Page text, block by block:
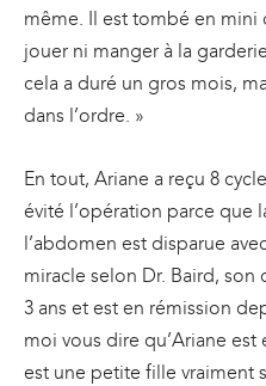
même. Il est tombé en mini
jouer ni manger à la
cela a duré un gros mois,
dans l’ordre. »
En tout, Ariane a reçu 8
évité l’opération parce que
l’abdomen est disparue
miracle selon Dr. Baird, son
3 ans et est en rémission
moi vous dire qu’Ariane
est une petite fille vraiment